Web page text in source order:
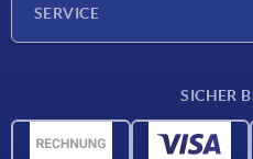
SERVICE
CAD-Daten
SICHER